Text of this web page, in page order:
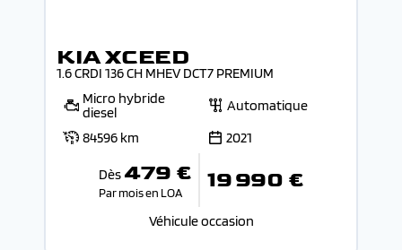
KIA XCEED
1.6 CRDI 136 CH MHEV DCT7 PREMIUM
Micro hybride
diesel
Automatique
84596 km
2021
Dès 479 €
Par mois en LOA 19 990 €
Véhicule occasion